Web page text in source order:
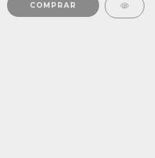
COMPRAR